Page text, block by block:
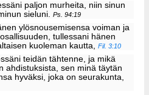
paljon murheita, niin sinun
sieluni.Ps. 94:19
ylösnousemisensa voiman ja
tullessani hänen
kuoleman kautta,Fil. 3:10
teidän tähtenne, ja mikä
ahdistuksista, sen minä täytän
hyväksi, joka on seurakunta,